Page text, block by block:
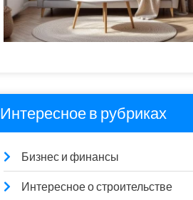
Интересное в рубриках
Бизнес и финансы
Интересное о строительстве